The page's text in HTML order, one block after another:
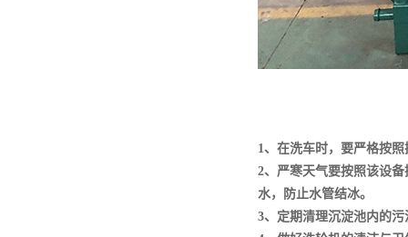
1、在洗车时，要严格按
2、严寒天气要按照该设备
水，防止水管结冰。
3、定期清理沉淀池内的